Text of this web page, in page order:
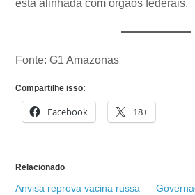
está alinhada com órgãos federais.
Fonte: G1 Amazonas
Compartilhe isso:
Facebook 18+
Relacionado
Anvisa reprova vacina russa